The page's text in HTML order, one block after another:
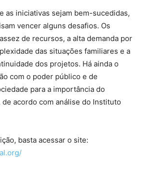
as iniciativas sejam bem-sucedidas,
vencer alguns desafios. Os
de recursos, a alta demanda por
das situações familiares e a
dos projetos. Há ainda o
com o poder público e de
para a importância do
acordo com análise do Instituto
basta acessar o site: